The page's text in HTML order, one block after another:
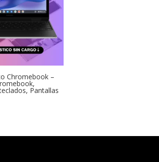
Chromebook –
Pantallas